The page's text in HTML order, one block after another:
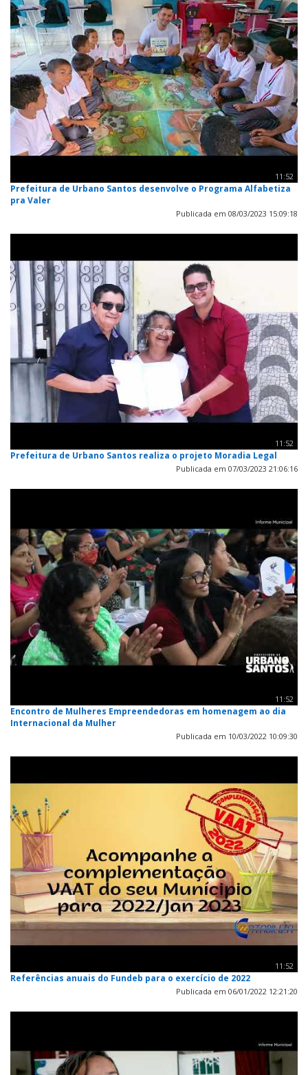
11:52
Prefeitura de Urbano Santos desenvolve o Programa Alfabetiza
pra Valer
Publicada em 08/03/2023 15:09:18
11:52
Prefeitura de Urbano Santos realiza o projeto Moradia Legal
Publicada em 07/03/2023 21:06:16
11:52
Encontro de Mulheres Empreendedoras em homenagem ao dia
Internacional da Mulher
Publicada em 10/03/2022 10:09:30
11:52
Referências anuais do Fundeb para o exercício de 2022
Publicada em 06/01/2022 12:21:20